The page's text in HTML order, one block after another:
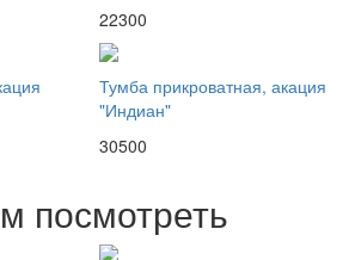
22300
Тумба прикроватная, акация
"Индиан"
30500
посмотреть